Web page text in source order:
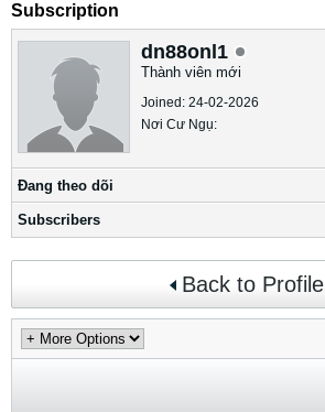
Subscription
dn88onl1
Thành viên mới
Joined: 24-02-2026
Nơi Cư Ngụ:
Ðang theo dõi
Subscribers
Back to Profile